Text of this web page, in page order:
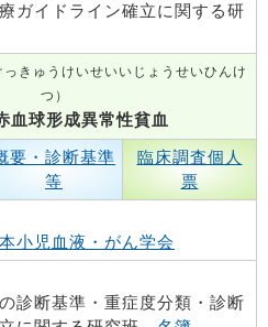
ガイドライン確立に関する研
っきゅうけいせいいじょうせいひんけ
つ）
血球形成異常性貧血
要・診断基準
等
臨床調査個人
票
小児血液・がん学会
診断基準・重症度分類・診断